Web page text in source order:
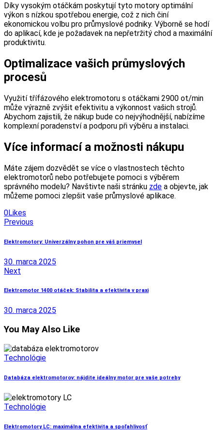
Díky vysokým otáčkám poskytují tyto motory optimální
výkon s nízkou spotřebou energie, což z nich činí
ekonomickou volbu pro průmyslové podniky. Výborně se hodí
do aplikací, kde je požadavek na nepřetržitý chod a maximální
produktivitu.
Optimalizace vašich průmyslových
procesů
Využití třífázového elektromotoru s otáčkami 2900 ot/min
může výrazně zvýšit efektivitu a výkonnost vašich strojů.
Abychom zajistili, že nákup bude co nejvýhodnější, nabízíme
komplexní poradenství a podporu při výběru a instalaci.
Více informací a možnosti nákupu
Máte zájem dozvědět se více o vlastnostech těchto
elektromotorů nebo potřebujete pomoci s výběrem
správného modelu? Navštivte naši stránku zde a objevte, jak
můžeme pomoci zlepšit vaše průmyslové aplikace.
0Likes
Navigácia
v
Previous
Elektromotory: Univerzálny pohon pre váš priemysel
30. marca 2025
Next
Elektromotor 1400 otáček: Stabilita a efektivita v praxi
30. marca 2025
You May Also Like
Technológie
Databáza elektromotorov: nájdite ideálny motor pre vaše potreby
Technológie
Elektromotory LC: maximálna efektivita a spoľahlivosť